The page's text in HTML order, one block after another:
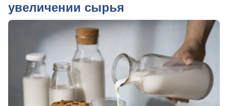
увеличении сырья